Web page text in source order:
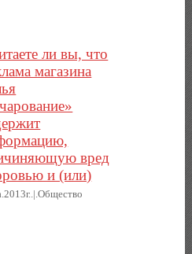
ли вы, что
магазина
вред
и (или)